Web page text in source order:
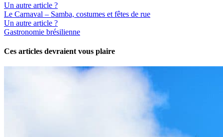
Un autre article ?
Le Carnaval – Samba, costumes et fêtes de rue
Un autre article ?
Gastronomie brésilienne
Ces articles devraient vous plaire